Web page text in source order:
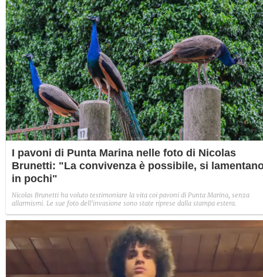
I pavoni di Punta Marina nelle foto di Nicolas
Brunetti: "La convivenza è possibile, si
in pochi"
Nicolas Brunetti ha voluto testimoniare la vita coi pavoni di Punta Marina, senza
allarmismi. Le sue foto dell'invasione sono state riprese dalla stampa estera.